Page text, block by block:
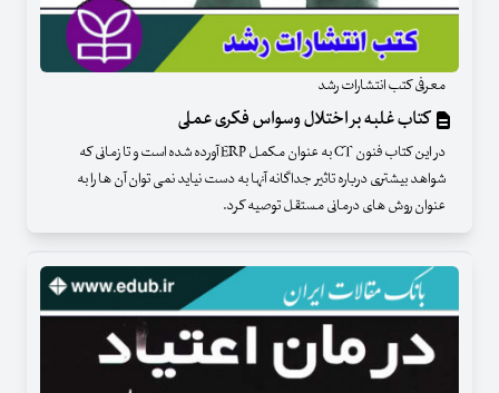
معرفی کتب انتشارات رشد
کتاب غلبه بر اختلال وسواس فکری عملی
در این کتاب فنون CT به عنوان مکمل ERP آورده شده است و تا زمانی که
شواهد بیشتری درباره تاثیر جداگانه آنها به دست نیاید نمی توان آن ها را به
عنوان روش های درمانی مستقل توصیه کرد.